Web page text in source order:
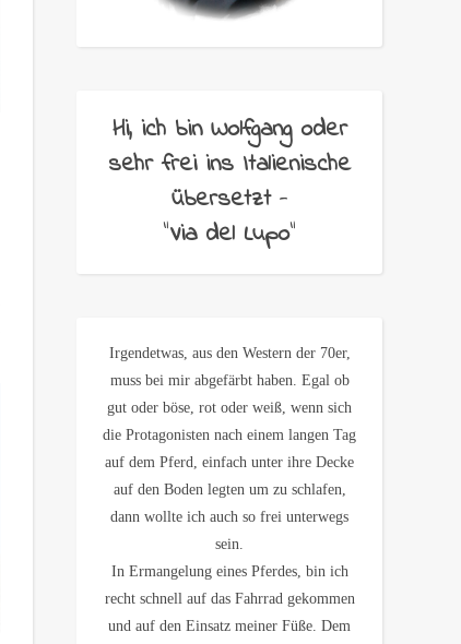
Hi, ich bin Wolfgang oder
sehr frei ins Italienische
übersetzt-
"Via del Lupo"
Irgendetwas, aus den Western der 70er,
muss bei mir abgefärbt haben. Egal ob
gut oder böse, rot oder weiß, wenn sich
die Protagonisten nach einem langen Tag
auf dem Pferd, einfach unter ihre Decke
auf den Boden legten um zu schlafen,
dann wollte ich auch so frei unterwegs
sein.
In Ermangelung eines Pferdes, bin ich
recht schnell auf das Fahrrad gekommen
und auf den Einsatz meiner Füße. Dem